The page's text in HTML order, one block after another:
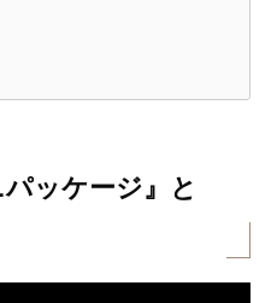
パッケージ』と